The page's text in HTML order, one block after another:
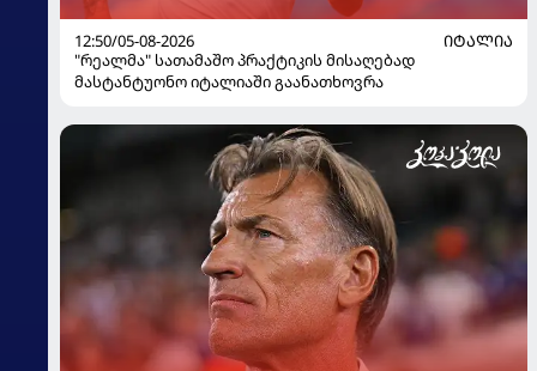
12:50/05-08-2026
ᲘᲢᲐᲚᲘᲐ
"რეალმა" სათამაშო პრაქტიკის მისაღებად
მასტანტუონო იტალიაში გაანათხოვრა